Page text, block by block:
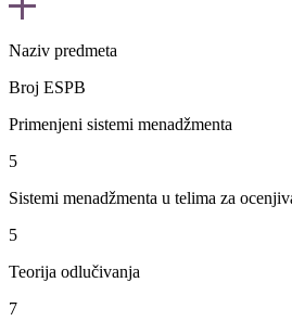
Naziv predmeta
Broj ESPB
Primenjeni sistemi menadžmenta
5
Sistemi menadžmenta u telima za
5
Teorija odlučivanja
7